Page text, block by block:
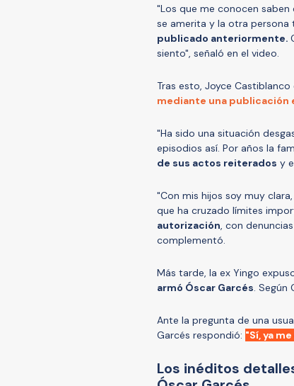
"Los que me conocen
se amerita y la otra persona
publicado anteriormente.
siento", señaló en el video.
Tras esto, Joyce
mediante una publicación
"Ha sido una situación
episodios así. Por años la
de sus actos reiterados y
"Con mis hijos soy muy
que ha cruzado límites
autorización, con
complementó.
Más tarde, la ex Yingo
armó Óscar Garcés. Según
Ante la pregunta de una
Garcés respondió: "Sí, ya
Los inéditos